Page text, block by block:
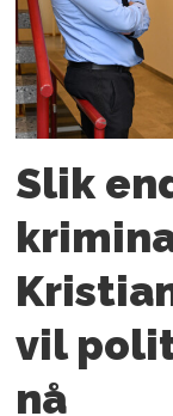
Slik
vil
nå